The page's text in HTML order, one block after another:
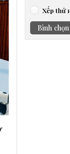
Xếp thứ
Bình chọn